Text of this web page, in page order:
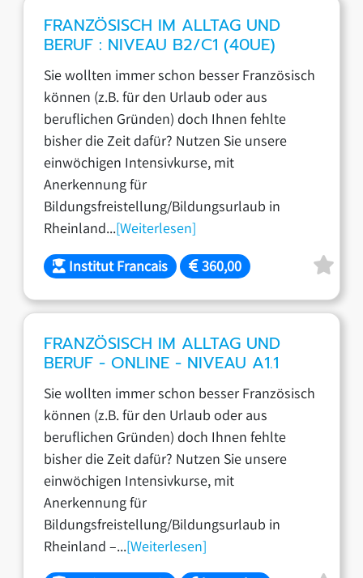
FRANZÖSISCH IM ALLTAG UND
BERUF : NIVEAU B2/C1 (40UE)
Sie wollten immer schon besser Französisch
können (z.B. für den Urlaub oder aus
beruflichen Gründen) doch Ihnen fehlte
bisher die Zeit dafür? Nutzen Sie unsere
einwöchigen Intensivkurse, mit
Anerkennung für
Bildungsfreistellung/Bildungsurlaub in
Rheinland...[Weiterlesen]
Institut Francais
360,00
FRANZÖSISCH IM ALLTAG UND
BERUF - ONLINE - NIVEAU A1.1
Sie wollten immer schon besser Französisch
können (z.B. für den Urlaub oder aus
beruflichen Gründen) doch Ihnen fehlte
bisher die Zeit dafür? Nutzen Sie unsere
einwöchigen Intensivkurse, mit
Anerkennung für
Bildungsfreistellung/Bildungsurlaub in
Rheinland –...[Weiterlesen]